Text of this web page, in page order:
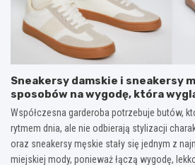
Sneakersy damskie i sneakersy
sposobów na wygodę, która
dnia
Współczesna garderoba potrzebuje butów,
rytmem dnia, ale nie odbierają stylizacji
oraz sneakersy męskie stały się jednym z
miejskiej mody, ponieważ łączą wygodę,